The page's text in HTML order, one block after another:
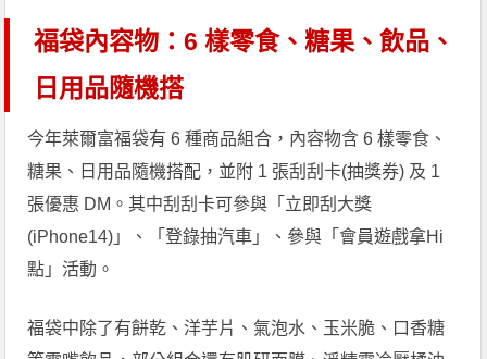
福袋內容物：6 樣零食、糖果、飲品、
日用品隨機搭
今年萊爾富福袋有 6 種商品組合，內容物含 6 樣零食、
糖果、日用品隨機搭配，並附 1 張刮刮卡(抽獎券) 及 1
張優惠 DM。其中刮刮卡可參與「立即刮大獎
(iPhone14)」、「登錄抽汽車」、參與「會員遊戲拿Hi
點」活動。
福袋中除了有餅乾、洋芋片、氣泡水、玉米脆、口香糖